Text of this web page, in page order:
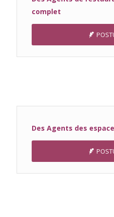
complet
Des Agents des